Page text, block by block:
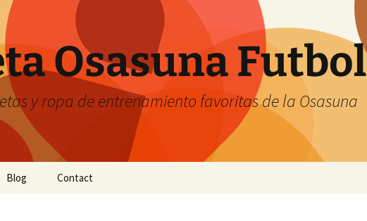
Osasuna Futbol
y ropa de entrenamiento favoritas de la Osasuna
Blog Contact